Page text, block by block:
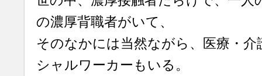
の濃厚背職者がいて、
そのなかには当然ながら、医療・
シャルワーカーもいる。